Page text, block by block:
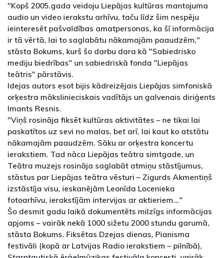
"Kopš 2005.gada veidoju Liepājas kultūras mantojuma
audio un video ierakstu arhīvu, taču līdz šim nespēju
ieinteresēt pašvaldības amatpersonas, ka šī informācija
ir tā vērtā, lai to saglabātu nākamajām paaudzēm,"
stāsta Bokums, kurš šo darbu dara kā "Sabiedrisko
mediju biedrības" un sabiedriskā fonda "Liepājas
teātris" pārstāvis.
Idejas autors esot bijis kādreizējais Liepājas simfoniskā
orķestra mākslinieciskais vadītājs un galvenais diriģents
Imants Resnis.
"Viņš rosināja fiksēt kultūras aktivitātes – ne tikai lai
paskatītos uz sevi no malas, bet arī, lai kaut ko atstātu
nākamajām paaudzēm. Sāku ar orķestra koncertu
ierakstiem. Tad nāca Liepājas teātra simtgade, un
Teātra muzejs rosināja saglabāt atmiņu stāstījumus,
stāstus par Liepājas teātra vēsturi – Zigurds Akmentiņš
izstāstīja visu, ieskanējām Leonīda Locenieka
fotoarhīvu, ierakstījām intervijas ar aktieriem..."
Šo desmit gadu laikā dokumentēts milzīgs informācijas
apjoms – vairāk nekā 1000 sižetu 2000 stundu garumā,
stāsta Bokums. Fiksētas Dzejas dienas, Pianisma
festivāli (kopā ar Latvijas Radio ierakstiem – pilnībā),